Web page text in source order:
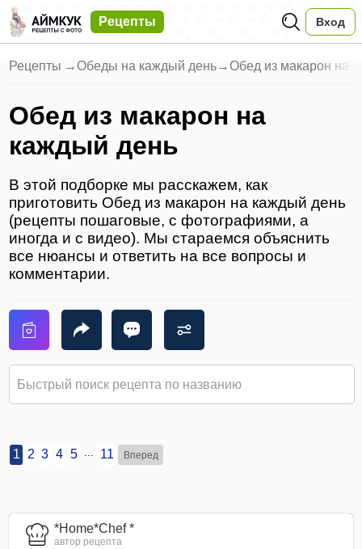
Рецепты Вход
Рецепты →Обеды на каждый день→Обед из макарон на
Обед из макарон на
каждый день
В этой подборке мы расскажем, как
приготовить Обед из макарон на каждый день
(рецепты пошаговые, с фотографиями, а
иногда и с видео). Мы стараемся объяснить
все нюансы и ответить на все вопросы и
комментарии.
1 2 3 4 5 ... 11 Вперед
*Home*Chef *
автор рецепта